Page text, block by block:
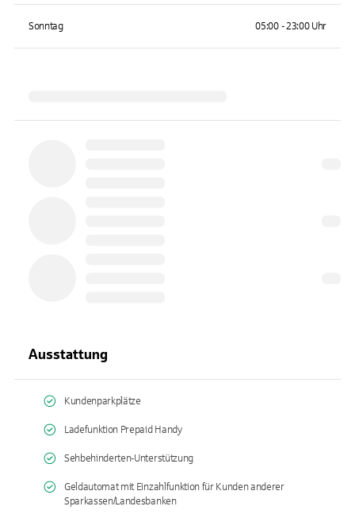
Sonntag 05:00 - 23:00 Uhr
Ausstattung
Kundenparkplätze
Ladefunktion Prepaid Handy
Sehbehinderten-Unterstützung
Geldautomat mit Einzahlfunktion für Kunden anderer
Sparkassen/Landesbanken